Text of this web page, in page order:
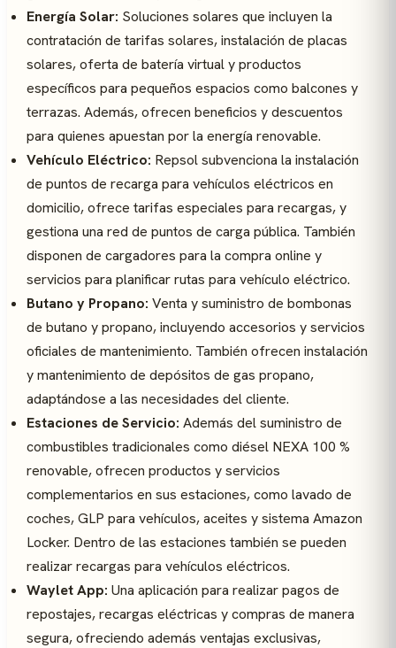
Energía Solar: Soluciones solares que incluyen la
contratación de tarifas solares, instalación de placas
solares, oferta de batería virtual y productos
específicos para pequeños espacios como balcones y
terrazas. Además, ofrecen beneficios y descuentos
para quienes apuestan por la energía renovable.
Vehículo Eléctrico: Repsol subvenciona la instalación
de puntos de recarga para vehículos eléctricos en
domicilio, ofrece tarifas especiales para recargas, y
gestiona una red de puntos de carga pública. También
disponen de cargadores para la compra online y
servicios para planificar rutas para vehículo eléctrico.
Butano y Propano: Venta y suministro de bombonas
de butano y propano, incluyendo accesorios y servicios
oficiales de mantenimiento. También ofrecen instalación
y mantenimiento de depósitos de gas propano,
adaptándose a las necesidades del cliente.
Estaciones de Servicio: Además del suministro de
combustibles tradicionales como diésel NEXA 100 %
renovable, ofrecen productos y servicios
complementarios en sus estaciones, como lavado de
coches, GLP para vehículos, aceites y sistema Amazon
Locker. Dentro de las estaciones también se pueden
realizar recargas para vehículos eléctricos.
Waylet App: Una aplicación para realizar pagos de
repostajes, recargas eléctricas y compras de manera
segura, ofreciendo además ventajas exclusivas,